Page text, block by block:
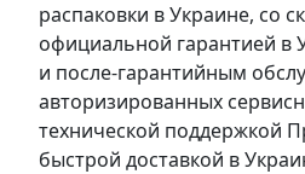
распаковки в Украине, со
официальной гарантией в
и после-гарантийным
авторизированных
технической поддержкой
быстрой доставкой в